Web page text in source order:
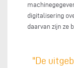
digitalisering
daarvan zijn ze
"De